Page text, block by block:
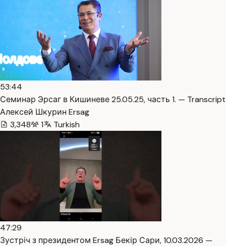
53:44
Семинар Эрсаг в Кишиневе 25.05.25, часть 1. — Transcript
Алексей Шкурин Ersag
3,348
1 Turkish
47:29
Зустріч з президентом Ersag Бекір Сари, 10.03.2026 —